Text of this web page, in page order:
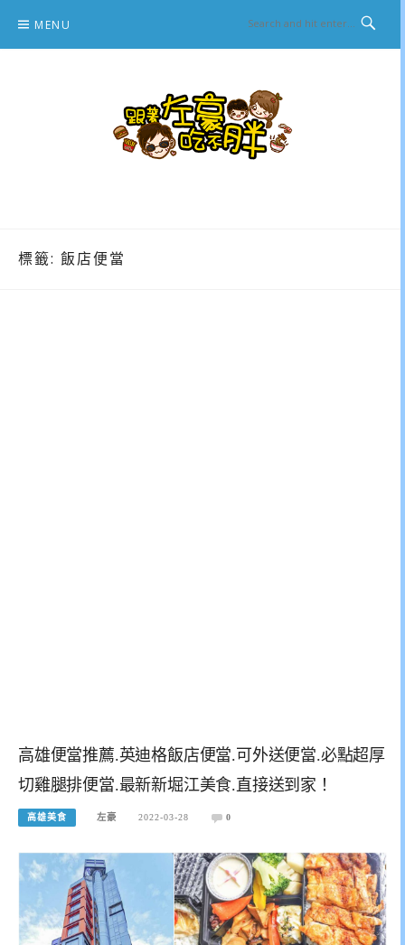
content
MENU
標籤: 飯店便當
高雄便當推薦.英迪格飯店便當.可外送便當.必點超厚
切雞腿排便當.最新新堀江美食.直接送到家！
高雄美食 左豪 2022-03-28 0